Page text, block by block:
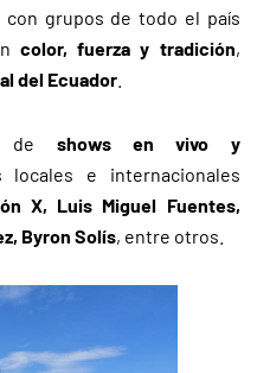
con grupos de todo el país
color, fuerza y tradición,
del Ecuador
de shows en vivo y
locales e internacionales
X, Luis Miguel Fuentes,
Byron Solís, entre otros.